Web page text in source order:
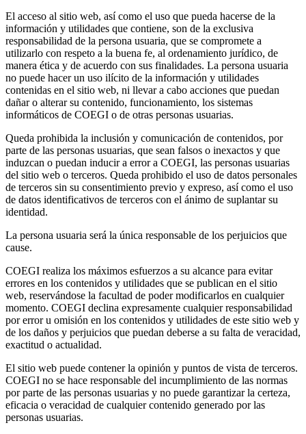
El acceso al sitio web, así como el uso que pueda hacerse de la
información y utilidades que contiene, son de la exclusiva
responsabilidad de la persona usuaria, que se compromete a
utilizarlo con respeto a la buena fe, al ordenamiento jurídico, de
manera ética y de acuerdo con sus finalidades. La persona usuaria
no puede hacer un uso ilícito de la información y utilidades
contenidas en el sitio web, ni llevar a cabo acciones que puedan
dañar o alterar su contenido, funcionamiento, los sistemas
informáticos de COEGI o de otras personas usuarias.
Queda prohibida la inclusión y comunicación de contenidos, por
parte de las personas usuarias, que sean falsos o inexactos y que
induzcan o puedan inducir a error a COEGI, las personas usuarias
del sitio web o terceros. Queda prohibido el uso de datos personales
de terceros sin su consentimiento previo y expreso, así como el uso
de datos identificativos de terceros con el ánimo de suplantar su
identidad.
La persona usuaria será la única responsable de los perjuicios que
cause.
COEGI realiza los máximos esfuerzos a su alcance para evitar
errores en los contenidos y utilidades que se publican en el sitio
web, reservándose la facultad de poder modificarlos en cualquier
momento. COEGI declina expresamente cualquier responsabilidad
por error u omisión en los contenidos y utilidades de este sitio web y
de los daños y perjuicios que puedan deberse a su falta de veracidad,
exactitud o actualidad.
El sitio web puede contener la opinión y puntos de vista de terceros.
COEGI no se hace responsable del incumplimiento de las normas
por parte de las personas usuarias y no puede garantizar la certeza,
eficacia o veracidad de cualquier contenido generado por las
personas usuarias.